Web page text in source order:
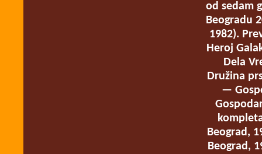
od sedam
Beogradu
1982).
Heroj
Dela
Družina
—
Beograd,
Beograd,